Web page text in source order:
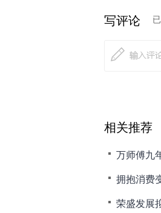
写评论
相关推荐
拥抱消费
荣盛发展